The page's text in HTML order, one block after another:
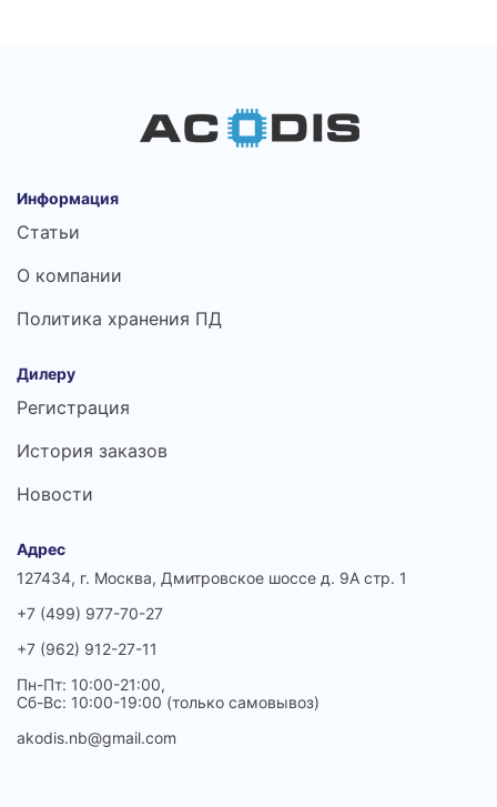
Информация
Статьи
О компании
Политика хранения ПД
Дилеру
Регистрация
История заказов
Новости
Адрес
127434, г. Москва, Дмитровское шоссе д. 9А стр. 1
+7 (499) 977-70-27
+7 (962) 912-27-11
Пн-Пт: 10:00-21:00,
Сб-Вс: 10:00-19:00 (только самовывоз)
akodis.nb@gmail.com